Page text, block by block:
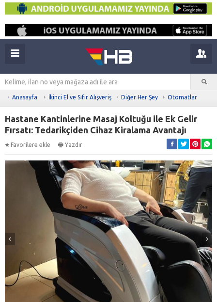
Anasayfa İkinci El ve Sıfır Alışveriş Diğer Her Şey Otomatlar
Hastane Kantinlerine Masaj Koltuğu ile Ek Gelir
Fırsatı: Tedarikçiden Cihaz Kiralama Avantajı
Favorilere ekle Yazdır